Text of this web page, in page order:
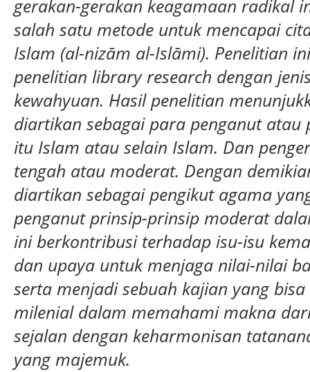
gerakan-gerakan keagamaan radikal
salah satu metode untuk mencapai
Islam (al-nizām al-Islāmi). Penelitian
penelitian library research dengan
kewahyuan. Hasil penelitian
diartikan sebagai para penganut atau
itu Islam atau selain Islam. Dan
tengah atau moderat. Dengan
diartikan sebagai pengikut agama
penganut prinsip-prinsip moderat
ini berkontribusi terhadap isu-isu
dan upaya untuk menjaga nilai-nilai
serta menjadi sebuah kajian yang
milenial dalam memahami makna
sejalan dengan keharmonisan
yang majemuk.